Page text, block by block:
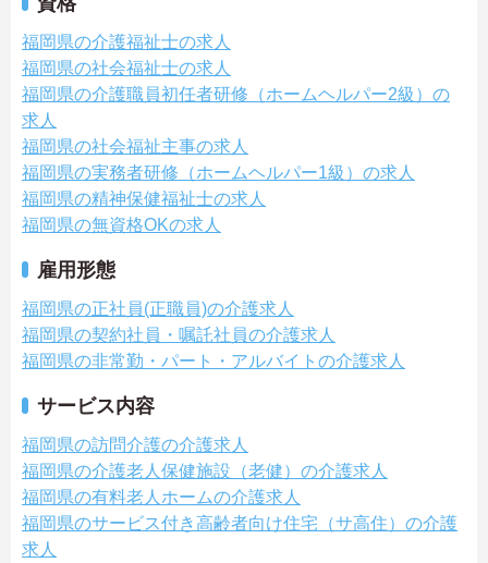
福岡県の介護福祉士の求人
福岡県の社会福祉士の求人
福岡県の介護職員初任者研修（ホームヘルパー2級）の
求人
福岡県の社会福祉主事の求人
福岡県の実務者研修（ホームヘルパー1級）の求人
福岡県の精神保健福祉士の求人
福岡県の無資格OKの求人
雇用形態
福岡県の正社員(正職員)の介護求人
福岡県の契約社員・嘱託社員の介護求人
福岡県の非常勤・パート・アルバイトの介護求人
サービス内容
福岡県の訪問介護の介護求人
福岡県の介護老人保健施設（老健）の介護求人
福岡県の有料老人ホームの介護求人
福岡県のサービス付き高齢者向け住宅（サ高住）の介護
求人